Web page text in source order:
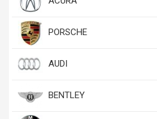
PORSCHE
AUDI
BENTLEY